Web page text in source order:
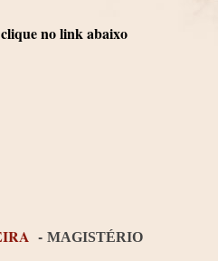
no link abaixo
- MAGISTÉRIO